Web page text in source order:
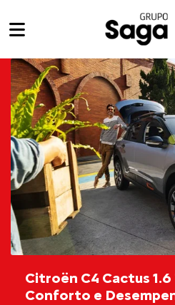
Citroën C4 Cactus
Conforto e